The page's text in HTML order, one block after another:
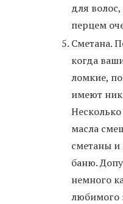
для
перцем
Сметана.
когда
ломкие,
имеют
масла
сметаны и
баню.
немного
любимого